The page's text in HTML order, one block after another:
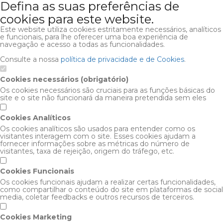
Defina as suas preferências de
cookies para este website.
Este website utiliza cookies estritamente necessários, analíticos
e funcionais, para lhe oferecer uma boa experiência de
navegação e acesso a todas as funcionalidades.
Consulte a nossa política de privacidade e de Cookies.
Cookies necessários (obrigatório)
Os cookies necessários são cruciais para as funções básicas do
site e o site não funcionará da maneira pretendida sem eles
Cookies Analíticos
Os cookies analíticos são usados para entender como os
visitantes interagem com o site. Esses cookies ajudam a
fornecer informações sobre as métricas do número de
visitantes, taxa de rejeição, origem do tráfego, etc.
Cookies Funcionais
Os cookies funcionais ajudam a realizar certas funcionalidades,
como compartilhar o conteúdo do site em plataformas de social
media, coletar feedbacks e outros recursos de terceiros.
Cookies Marketing